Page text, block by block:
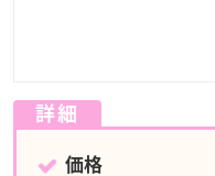
詳細
価格